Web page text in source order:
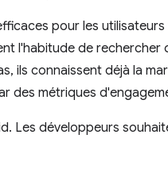
pour les
l'habitude de
ils connaissent déjà la
des métriques
Les développeurs